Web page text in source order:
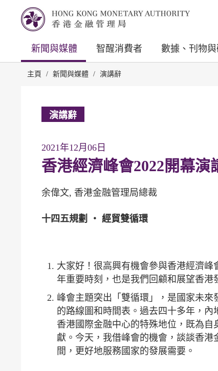
新聞與媒體 智醒消費者 數據、刊物
主頁 / 新聞與媒體 / 演講辭
演講辭
2021年12月06日
香港經濟峰會2022開幕演
余偉文, 香港金融管理局總裁
十四五規劃 ‧ 經貿雙循環
大家好！很高興有機會參與香港經濟峰
年重要時刻，也是我們回顧和展望香港
峰會主題突出「雙循環」，是國家未
的路線圖和時間表。過去四十多年，
香港國際金融中心的特殊地位，既為
獻。今天，我借峰會的機會，談談香
間，更好地服務國家的發展需要。